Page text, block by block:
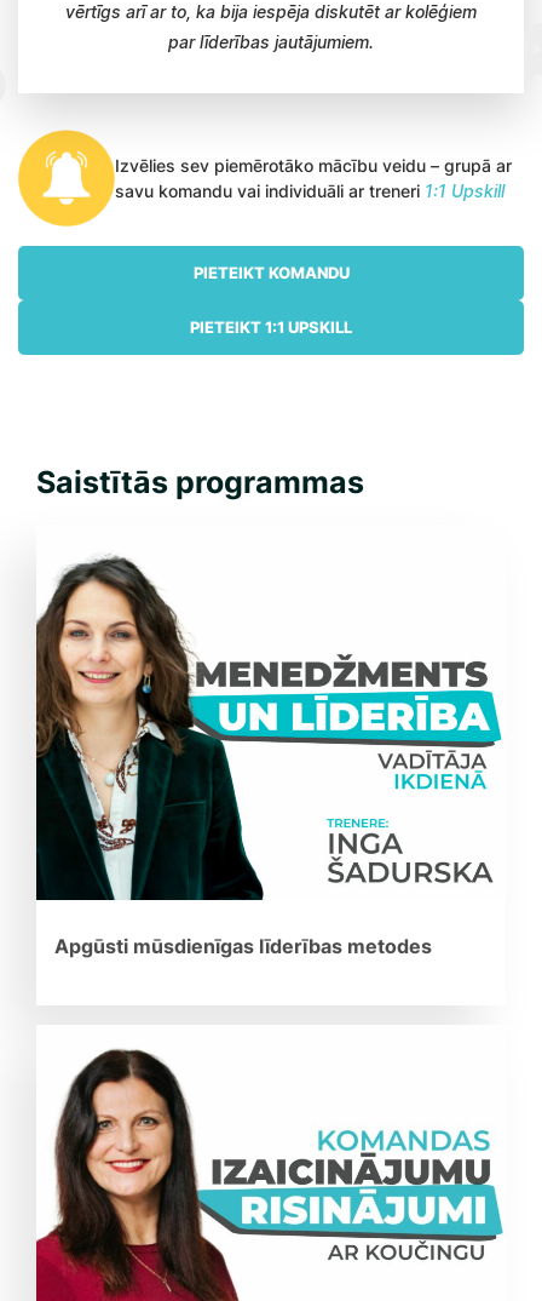
vērtīgs arī ar to, ka bija iespēja diskutēt ar kolēģiem
par līderības jautājumiem.
Izvēlies sev piemērotāko mācību veidu – grupā ar
savu komandu vai individuāli ar treneri 1:1 Upskill
PIETEIKT KOMANDU
PIETEIKT 1:1 UPSKILL
Saistītās programmas
Apgūsti mūsdienīgas līderības metodes